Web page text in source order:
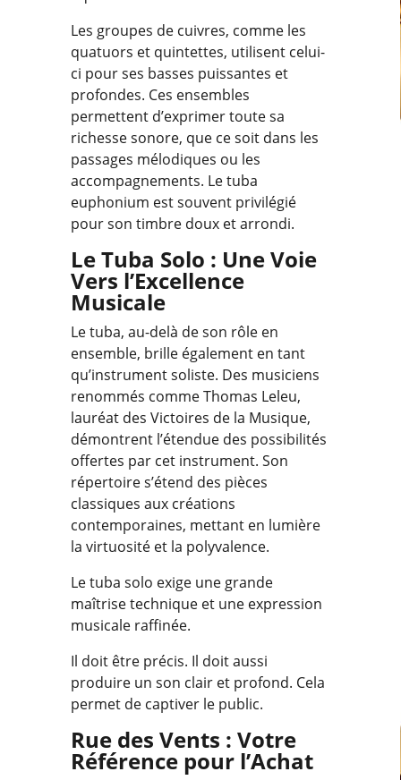
Les groupes de cuivres, comme les
quatuors et quintettes, utilisent celui-
ci pour ses basses puissantes et
profondes. Ces ensembles
permettent d’exprimer toute sa
richesse sonore, que ce soit dans les
passages mélodiques ou les
accompagnements. Le tuba
euphonium est souvent privilégié
pour son timbre doux et arrondi.
Le Tuba Solo : Une Voie
Vers l’Excellence
Musicale
Le tuba, au-delà de son rôle en
ensemble, brille également en tant
qu’instrument soliste. Des musiciens
renommés comme Thomas Leleu,
lauréat des Victoires de la Musique,
démontrent l’étendue des possibilités
offertes par cet instrument. Son
répertoire s’étend des pièces
classiques aux créations
contemporaines, mettant en lumière
la virtuosité et la polyvalence.
Le tuba solo exige une grande
maîtrise technique et une expression
musicale raffinée.
Il doit être précis. Il doit aussi
produire un son clair et profond. Cela
permet de captiver le public.
Rue des Vents : Votre
Référence pour l’Achat